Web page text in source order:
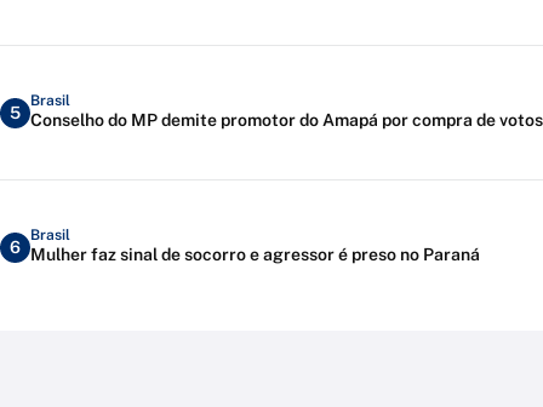
5
Brasil
Conselho do MP demite promotor do Amapá por compra de votos
6
Brasil
Mulher faz sinal de socorro e agressor é preso no Paraná